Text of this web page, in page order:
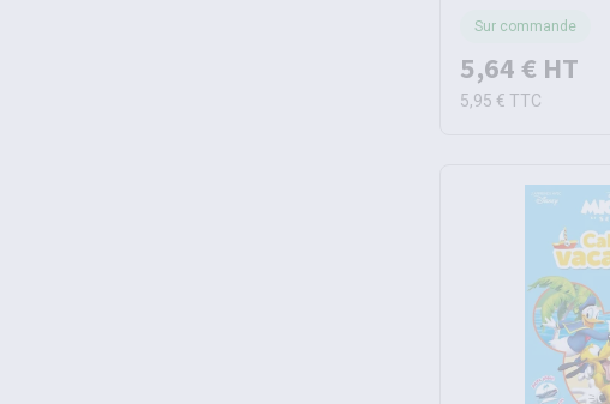
Sur commande
5,64 € HT
5,95 € TTC